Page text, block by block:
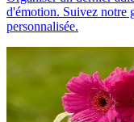
d'émotion. Suivez notre
personnalisée.